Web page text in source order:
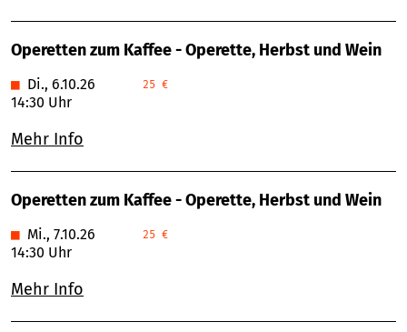
Operetten zum Kaffee - Operette, Herbst und Wein
■ Di., 6.10.26
14:30 Uhr
25 €
Mehr Info
Operetten zum Kaffee - Operette, Herbst und Wein
■ Mi., 7.10.26
14:30 Uhr
25 €
Mehr Info